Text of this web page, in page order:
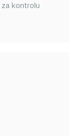
kontrolu